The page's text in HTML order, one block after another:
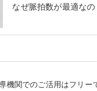
なぜ脈拍数が最適なの
機関でのご活用はフリー